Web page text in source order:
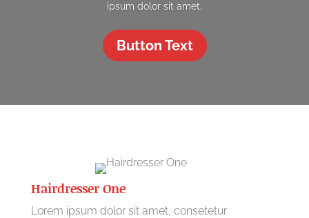
ipsum dolor sit amet.
Button Text
Hairdresser One
Lorem ipsum dolor sit amet, consetetur